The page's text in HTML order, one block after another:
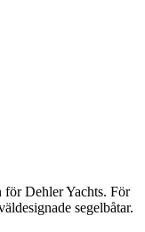
för Dehler Yachts. För
segelbåtar.